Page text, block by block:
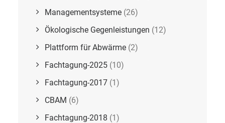
Managementsysteme (26)
Ökologische Gegenleistungen (12)
Plattform für Abwärme (2)
Fachtagung-2025 (10)
Fachtagung-2017 (1)
CBAM (6)
Fachtagung-2018 (1)